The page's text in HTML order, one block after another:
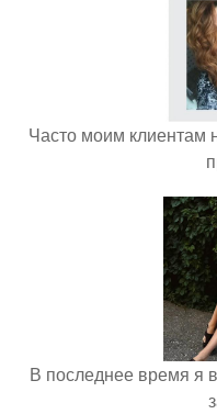
Часто моим клиентам
В последнее время я